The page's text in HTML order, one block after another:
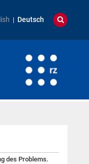
Deutsch
des Problems.